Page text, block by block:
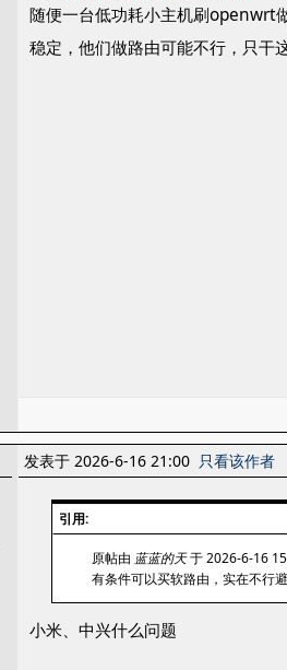
随便一台低功耗小主机刷openwrt
稳定，他们做路由可能不行，只干
发表于 2026-6-16 21:00 只看该作者
引用:
原帖由 蓝蓝的天于 2026-6-16
有条件可以买软路由，实在不行
小米、中兴什么问题